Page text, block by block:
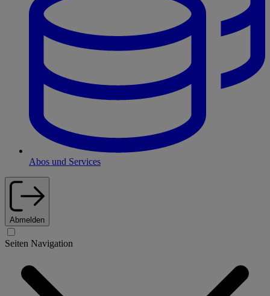
Abos und Services
Abmelden
Seiten Navigation